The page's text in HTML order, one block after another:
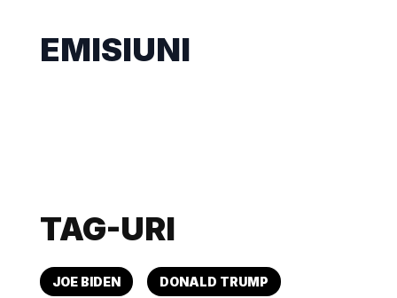
EMISIUNI
TAG-URI
JOE BIDEN DONALD TRUMP